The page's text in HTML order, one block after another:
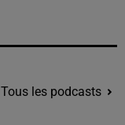
Tous les podcasts